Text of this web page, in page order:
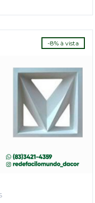
-8% à vista